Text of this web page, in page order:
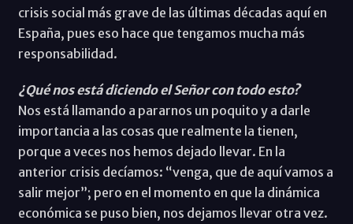
crisis social más grave de las últimas décadas aquí en
España, pues eso hace que tengamos mucha más
responsabilidad.
¿Qué nos está diciendo el Señor con todo esto?
Nos está llamando a pararnos un poquito y a darle
importancia a las cosas que realmente la tienen,
porque a veces nos hemos dejado llevar. En la
anterior crisis decíamos: “venga, que de aquí vamos a
salir mejor”; pero en el momento en que la dinámica
económica se puso bien, nos dejamos llevar otra vez.